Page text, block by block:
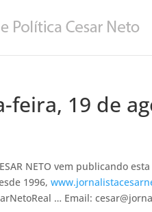
feira, 19 de
NETO vem publicando
1996,
… Email: